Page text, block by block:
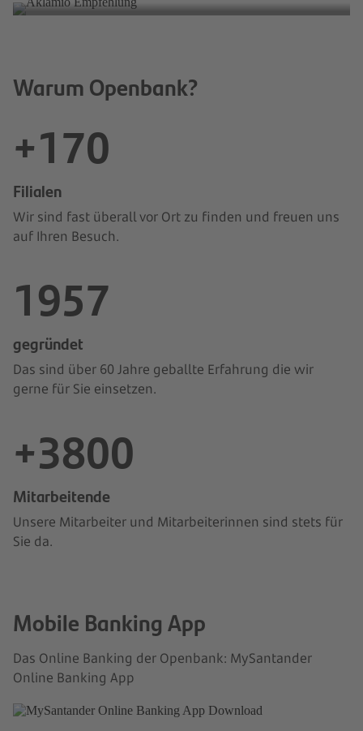
Warum Openbank?
+170
Filialen
Wir sind fast überall vor Ort zu finden und freuen uns
auf Ihren Besuch.
1957
gegründet
Das sind über 60 Jahre geballte Erfahrung die wir
gerne für Sie einsetzen.
+3800
Mitarbeitende
Unsere Mitarbeiter und Mitarbeiterinnen sind stets für
Sie da.
Mobile Banking App
Das Online Banking der Openbank: MySantander
Online Banking App